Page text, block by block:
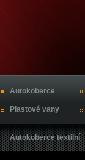
Autokoberce
Plastové vany
Autokoberce textilní